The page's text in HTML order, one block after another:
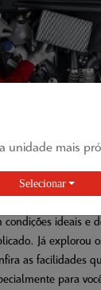
E
ideais e
Já explorou
as facilidades
para
unidade mais
Selecionar